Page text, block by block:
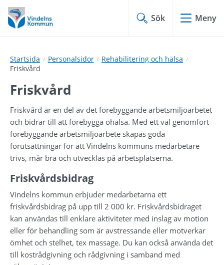
Hoppa
till
innehåll
Hoppa
till
undermeny
Sök Meny
Startsida Personalsidor
Rehabilitering och hälsa
Friskvård
Friskvård
Friskvård är en del av det förebyggande arbetsmiljöarbetet
och bidrar till att förebygga ohälsa. Med ett väl genomfört
förebyggande arbetsmiljöarbete skapas goda
förutsättningar för att Vindelns kommuns medarbetare
trivs, mår bra och utvecklas på arbetsplatserna.
Friskvårdsbidrag
Vindelns kommun erbjuder medarbetarna ett
friskvårdsbidrag på upp till 2 000 kr. Friskvårdsbidraget
kan användas till enklare aktiviteter med inslag av motion
eller för behandling som är avstressande eller motverkar
ömhet och stelhet, tex massage. Du kan också använda det
till kostrådgivning och rådgivning i samband med